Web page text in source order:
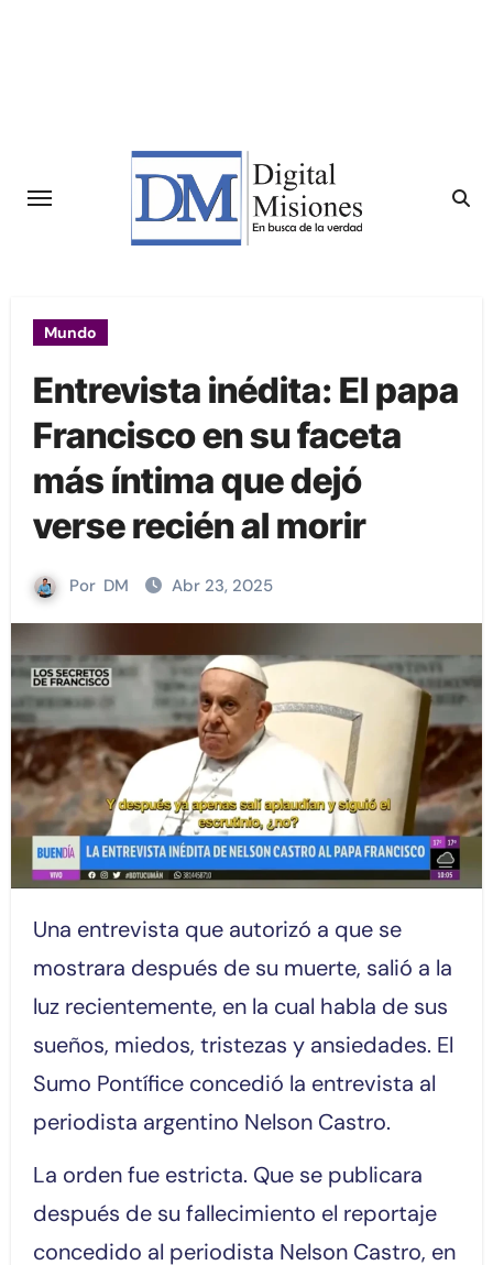
Mundo
Entrevista inédita: El papa
Francisco en su faceta
más íntima que dejó
verse recién al morir
Por DM Abr 23, 2025
Una entrevista que autorizó a que se
mostrara después de su muerte, salió a la
luz recientemente, en la cual habla de sus
sueños, miedos, tristezas y ansiedades. El
Sumo Pontífice concedió la entrevista al
periodista argentino Nelson Castro.
La orden fue estricta. Que se publicara
después de su fallecimiento el reportaje
concedido al periodista Nelson Castro, en